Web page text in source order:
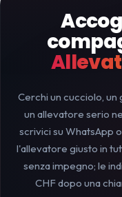
Cerchi un cucciolo, un
un allevatore serio
scrivici su WhatsApp
l'allevatore giusto in
senza impegno; le
CHF dopo una